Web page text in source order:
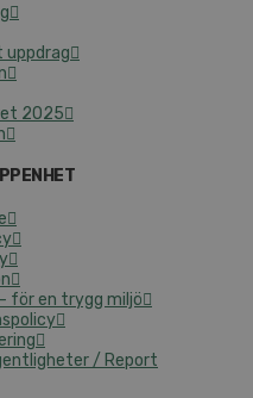
uppdrag
2025
för en trygg miljö
/ Report